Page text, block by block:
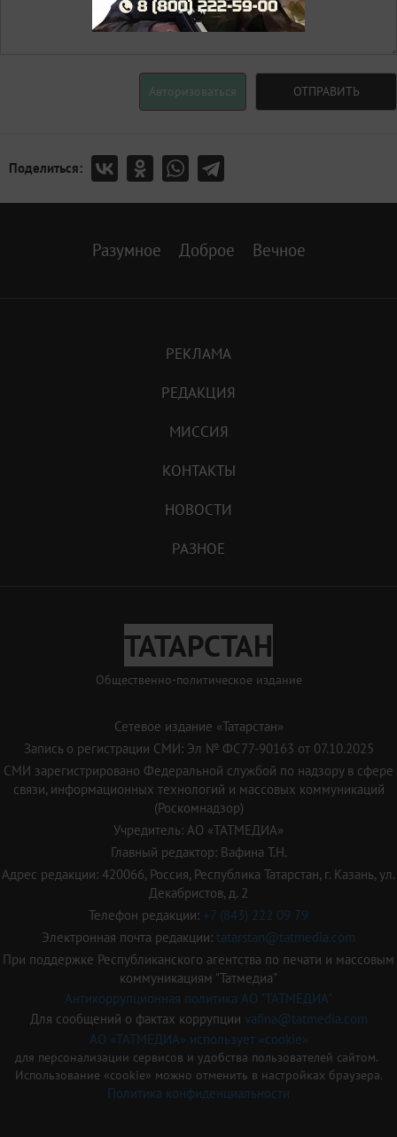
Авторизоваться ОТПРАВИТЬ
Поделиться:
Разумное Доброе Вечное
РЕКЛАМА
РЕДАКЦИЯ
МИССИЯ
КОНТАКТЫ
НОВОСТИ
РАЗНОЕ
ТАТАРСТАН
Общественно-политическое издание
Сетевое издание «Татарстан»
Запись о регистрации СМИ: Эл № ФС77-90163 от 07.10.2025
СМИ зарегистрировано Федеральной службой по надзору в сфере
связи, информационных технологий и массовых коммуникаций
(Роскомнадзор)
Учредитель: АО «ТАТМЕДИА»
Главный редактор: Вафина Т.Н.
Адрес редакции: 420066, Россия, Республика Татарстан, г. Казань, ул.
Декабристов, д. 2
Телефон редакции: +7 (843) 222 09 79
Электронная почта редакции: tatarstan@tatmedia.com
При поддержке Республиканского агентства по печати и массовым
коммуникациям "Татмедиа"
Антикоррупционная политика АО "ТАТМЕДИА"
Для сообщений о фактах коррупции vafina@tatmedia.com
АО «ТАТМЕДИА» использует «cookie»
для персонализации сервисов и удобства пользователей сайтом.
Использование «cookie» можно отменить в настройках браузера.
Политика конфиденциальности